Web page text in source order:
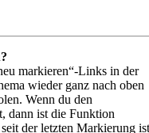
markieren“-Links in der
wieder ganz nach oben
Wenn du den
dann ist die Funktion
der letzten Markierung ist